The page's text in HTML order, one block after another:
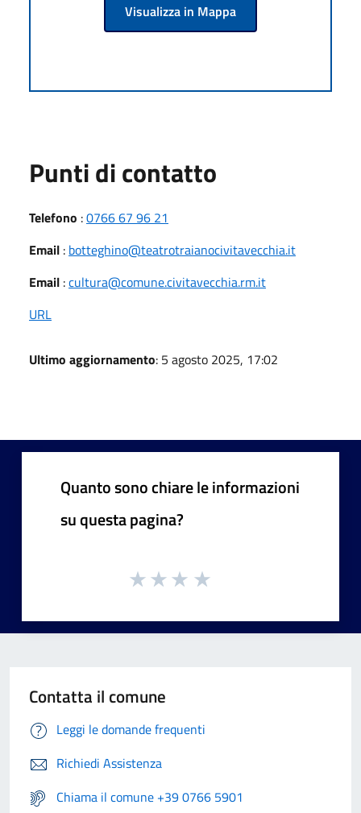
Visualizza in Mappa
Punti di contatto
Telefono :0766 67 96 21
Email : botteghino@teatrotraianocivitavecchia.it
Email :cultura@comune.civitavecchia.rm.it
URL
Ultimo aggiornamento: 5 agosto 2025, 17:02
Quanto sono chiare le informazioni
su questa pagina?
Contatta il comune
Leggi le domande frequenti
Richiedi Assistenza
Chiama il comune +39 0766 5901